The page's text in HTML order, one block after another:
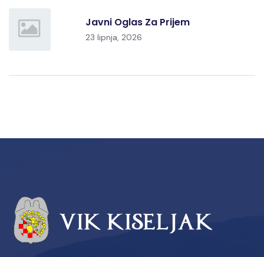
Javni Oglas Za Prijem
23 lipnja, 2026